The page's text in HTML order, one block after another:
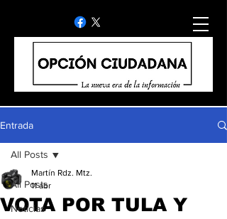
Entrada
All Posts
Noticias
All Posts
VOTA POR TULA Y
Martín Rdz. Mtz.
11 abr